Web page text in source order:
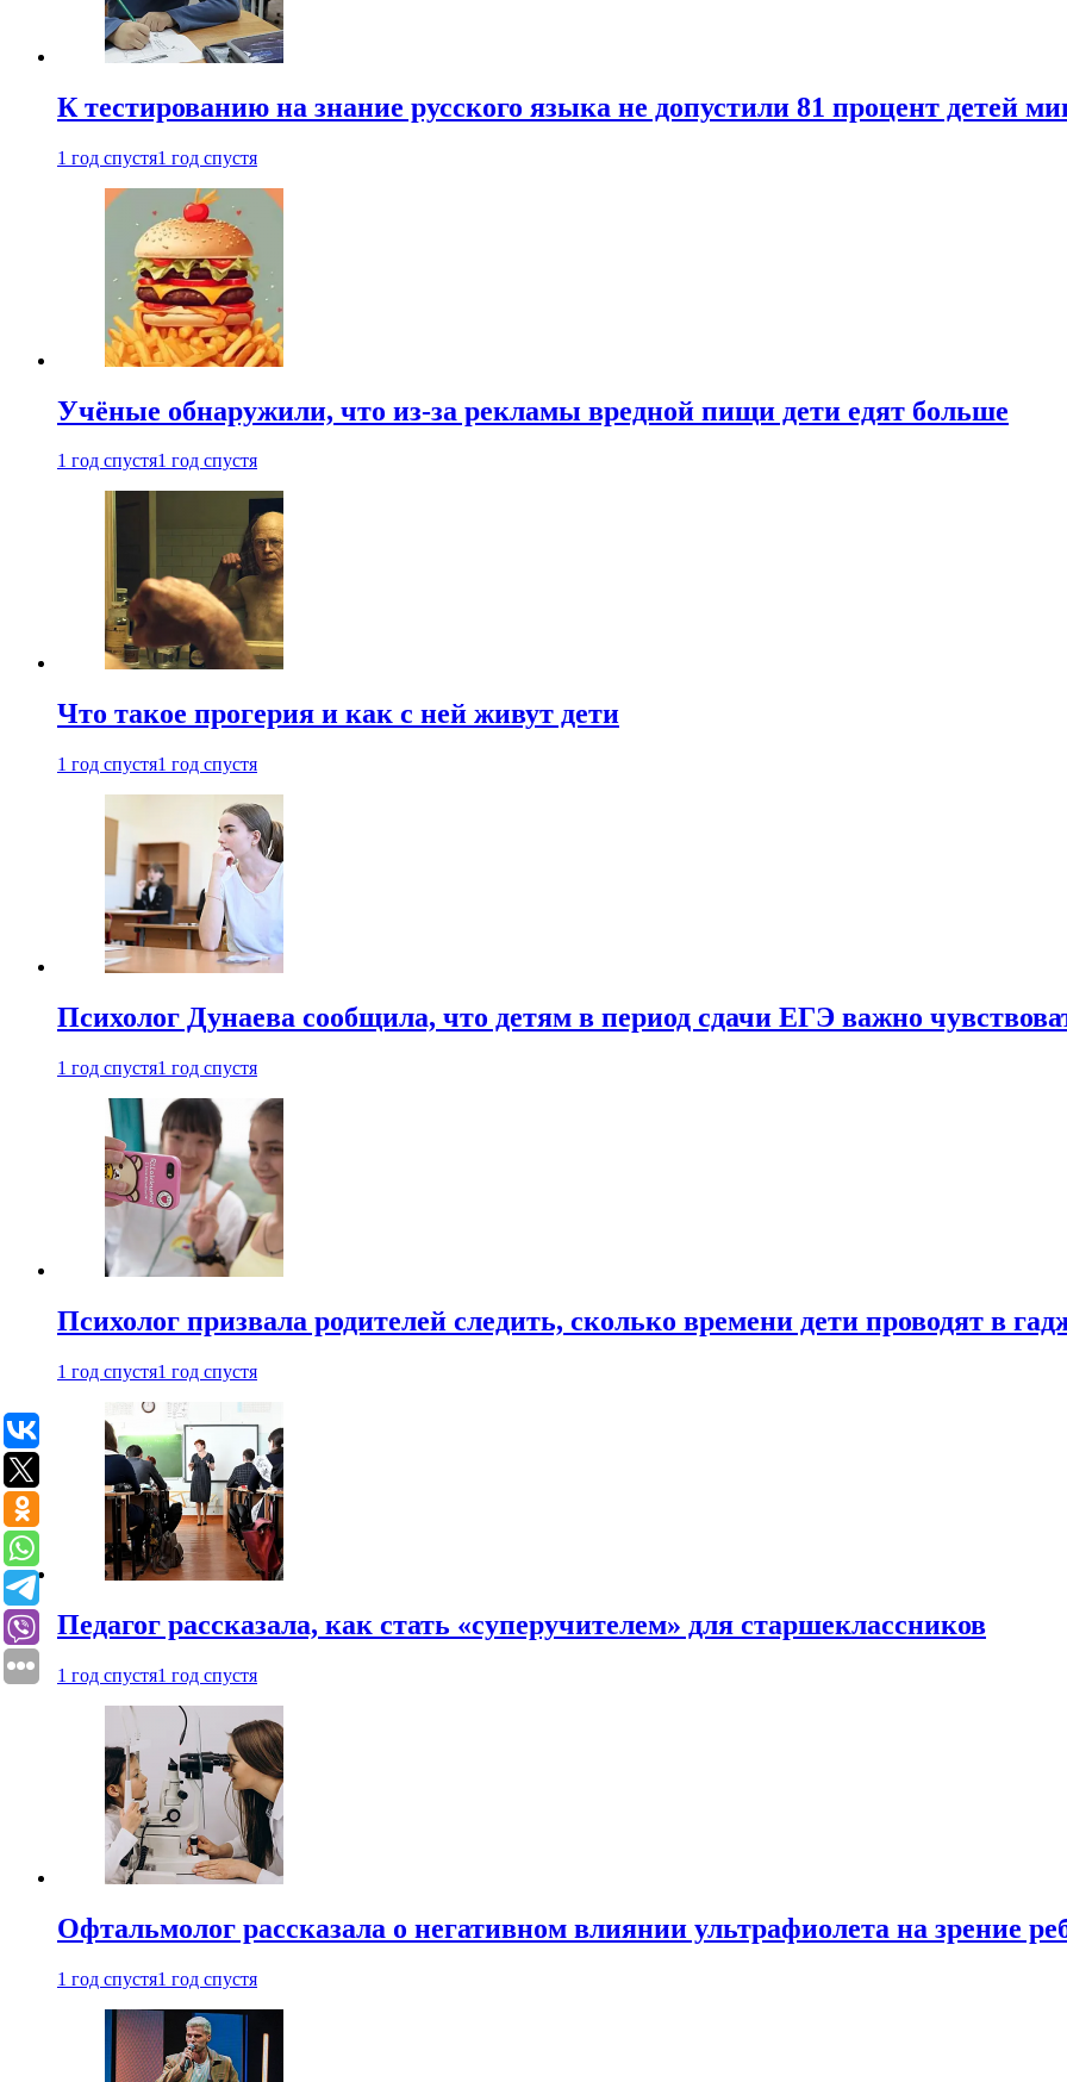
К тестированию на знание русского языка не допустили 81 процент детей
1 год спустя1 год спустя
Учёные обнаружили, что из-за рекламы вредной пищи дети едят больше
1 год спустя1 год спустя
Что такое прогерия и как с ней живут дети
1 год спустя1 год спустя
Психолог Дунаева сообщила, что детям в период сдачи ЕГЭ важно
1 год спустя1 год спустя
Психолог призвала родителей следить, сколько времени дети проводят в
1 год спустя1 год спустя
Педагог рассказала, как стать «суперучителем» для старшеклассников
1 год спустя1 год спустя
Офтальмолог рассказала о негативном влиянии ультрафиолета на зрение
1 год спустя1 год спустя